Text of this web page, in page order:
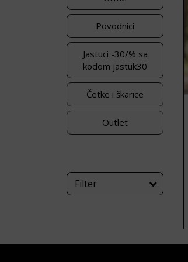
Povodnici
Jastuci -30/% sa
kodom jastuk30
Četke i škarice
Outlet
Filter